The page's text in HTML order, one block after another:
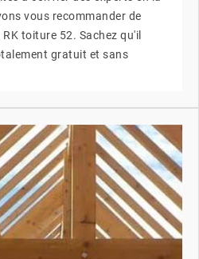
vous recommander de
toiture 52. Sachez qu'il
gratuit et sans